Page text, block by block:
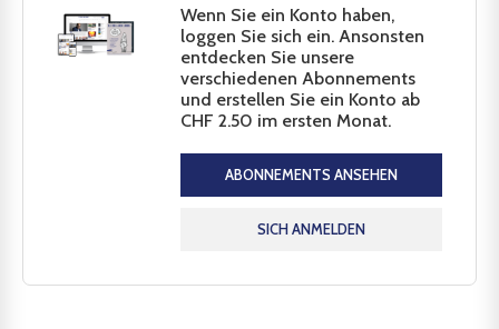
Wenn Sie ein Konto haben,
loggen Sie sich ein. Ansonsten
entdecken Sie unsere
verschiedenen Abonnements
und erstellen Sie ein Konto ab
CHF 2.50 im ersten Monat.
ABONNEMENTS ANSEHEN
SICH ANMELDEN